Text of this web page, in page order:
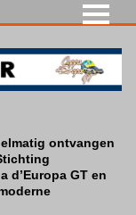
ontvangen
d’Europa GT en